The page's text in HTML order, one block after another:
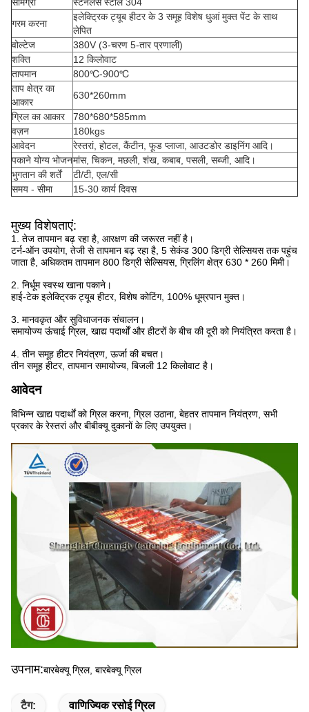
गरम करना
इलेक्ट्रिक ट्यूब हीटर के 3 समूह विशेष धुआं मुक्त पेंट के साथ
लेपित
वोल्टेज
380V (3-चरण 5-तार प्रणाली)
शक्ति
12 किलोवाट
तापमान
800℃-900℃
ताप क्षेत्र का
आकार
630*260mm
ग्रिल का आकार
780*680*585mm
वज़न
180kgs
आवेदन
रेस्तरां, होटल, कैंटीन, फूड प्लाजा, आउटडोर डाइनिंग आदि।
पकाने योग्य भोजनमांस, चिकन, मछली, शंख, कबाब, पसली, सब्जी, आदि।
भुगतान की शर्तें
टी/टी, एल/सी
समय - सीमा
15-30 कार्य दिवस
मुख्य विशेषताएं:
1. तेज तापमान बढ़ रहा है, आरक्षण की जरूरत नहीं है।
टर्न-ऑन उपयोग, तेजी से तापमान बढ़ रहा है, 5 सेकंड 300 डिग्री सेल्सियस तक पहुंच
जाता है, अधिकतम तापमान 800 डिग्री सेल्सियस, ग्रिलिंग क्षेत्र 630 * 260 मिमी।
2. निर्धूम स्वस्थ खाना पकाने।
हाई-टेक इलेक्ट्रिक ट्यूब हीटर, विशेष कोटिंग, 100% धूम्रपान मुक्त।
3. मानवकृत और सुविधाजनक संचालन।
समायोज्य ऊंचाई ग्रिल, खाद्य पदार्थों और हीटरों के बीच की दूरी को नियंत्रित करता है।
4. तीन समूह हीटर नियंत्रण, ऊर्जा की बचत।
तीन समूह हीटर, तापमान समायोज्य, बिजली 12 किलोवाट है।
आवेदन
विभिन्न खाद्य पदार्थों को ग्रिल करना, ग्रिल उठाना, बेहतर तापमान नियंत्रण, सभी
प्रकार के रेस्तरां और बीबीक्यू दुकानों के लिए उपयुक्त।
उपनाम:बारबेक्यू ग्रिल, बारबेक्यू ग्रिल
टैग: वाणिज्यिक रसोई ग्रिल